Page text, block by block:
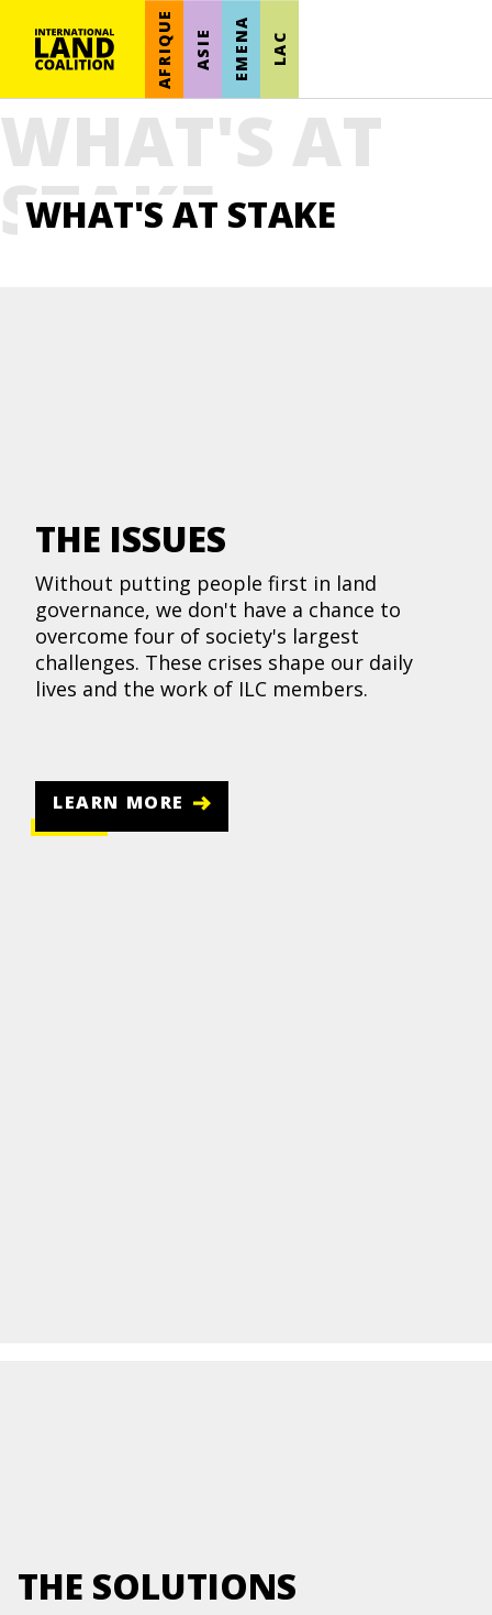
AFRIQUE ASIE EMENA LAC
WHAT'S AT
STAKE
WHAT'S AT STAKE
THE ISSUES
Without putting people first in land
governance, we don't have a chance to
overcome four of society's largest
challenges. These crises shape our daily
lives and the work of ILC members.
LEARN MORE
THE SOLUTIONS